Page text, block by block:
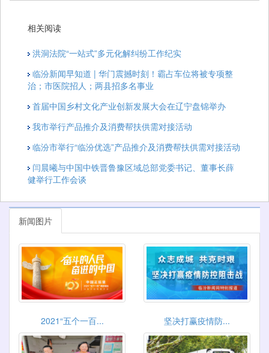
相关阅读
洪洞法院“一站式”多元化解纠纷工作纪实
临汾新闻早知道 | 华门震撼时刻！霸占车位将被专项整
治；市医院招人；两县招多名事业
首届中国乡村文化产业创新发展大会在辽宁盘锦举办
我市举行产品推介及消费帮扶供需对接活动
临汾市举行“临汾优选”产品推介及消费帮扶供需对接活动
闫晨曦与中国中铁晋鲁豫区域总部党委书记、董事长薛
健举行工作会谈
新闻图片
2021“五个一百... 坚决打赢疫情防...